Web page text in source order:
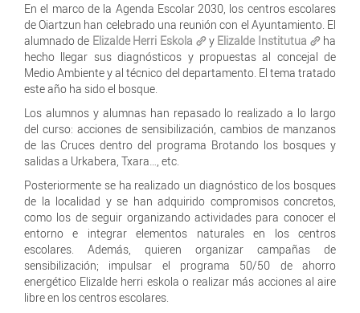
En el marco de la Agenda Escolar 2030, los centros escolares
de Oiartzun han celebrado una reunión con el Ayuntamiento. El
alumnado de Elizalde Herri Eskola y Elizalde Institutua
ha
hecho llegar sus diagnósticos y propuestas al concejal de
Medio Ambiente y al técnico del departamento. El tema tratado
este año ha sido el bosque.
Los alumnos y alumnas han repasado lo realizado a lo largo
del curso: acciones de sensibilización, cambios de manzanos
de las Cruces dentro del programa Brotando los bosques y
salidas a Urkabera, Txara…, etc.
Posteriormente se ha realizado un diagnóstico de los bosques
de la localidad y se han adquirido compromisos concretos,
como los de seguir organizando actividades para conocer el
entorno e integrar elementos naturales en los centros
escolares. Además, quieren organizar campañas de
sensibilización; impulsar el programa 50/50 de ahorro
energético Elizalde herri eskola o realizar más acciones al aire
libre en los centros escolares.